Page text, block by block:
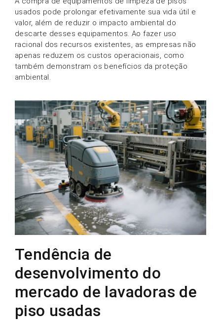
usados pode prolongar efetivamente sua vida útil e
valor, além de reduzir o impacto ambiental do
descarte desses equipamentos. Ao fazer uso
racional dos recursos existentes, as empresas não
apenas reduzem os custos operacionais, como
também demonstram os benefícios da proteção
ambiental.
Tendência de
desenvolvimento do
mercado de lavadoras de
piso usadas